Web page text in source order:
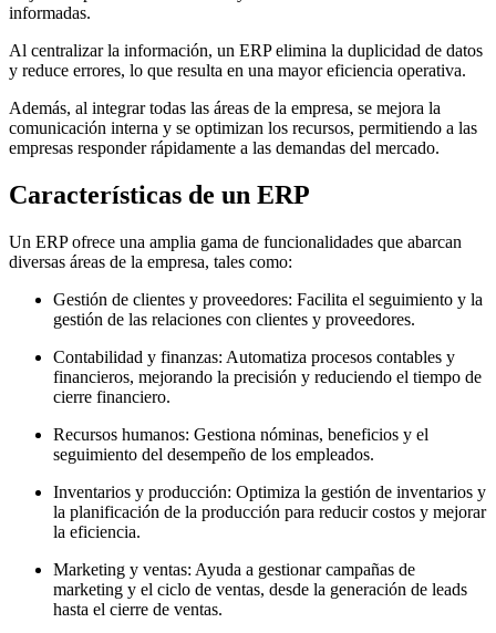
informadas.
Al centralizar la información, un ERP elimina la duplicidad de datos
y reduce errores, lo que resulta en una mayor eficiencia operativa.
Además, al integrar todas las áreas de la empresa, se mejora la
comunicación interna y se optimizan los recursos, permitiendo a las
empresas responder rápidamente a las demandas del mercado.
Características de un ERP
Un ERP ofrece una amplia gama de funcionalidades que abarcan
diversas áreas de la empresa, tales como:
Gestión de clientes y proveedores: Facilita el seguimiento y la
gestión de las relaciones con clientes y proveedores.
Contabilidad y finanzas: Automatiza procesos contables y
financieros, mejorando la precisión y reduciendo el tiempo de
cierre financiero.
Recursos humanos: Gestiona nóminas, beneficios y el
seguimiento del desempeño de los empleados.
Inventarios y producción: Optimiza la gestión de inventarios y
la planificación de la producción para reducir costos y mejorar
la eficiencia.
Marketing y ventas: Ayuda a gestionar campañas de
marketing y el ciclo de ventas, desde la generación de leads
hasta el cierre de ventas.